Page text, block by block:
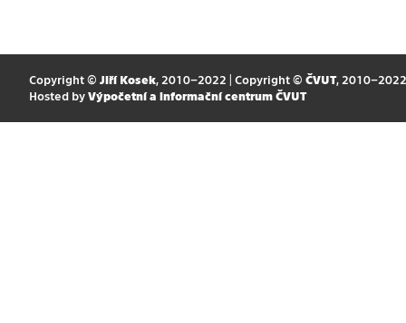
Copyright © Jiří Kosek, 2010–2022 | Copyright © ČVUT, 2010–2022
Hosted by Výpočetní a informační centrum ČVUT